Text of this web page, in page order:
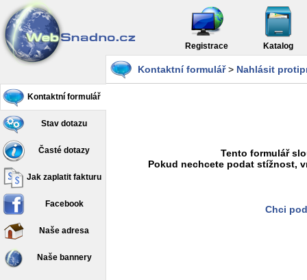
Registrace Katalog
Kontaktní formulář
Stav dotazu
Časté dotazy
Jak zaplatit fakturu
Facebook
Naše adresa
Naše bannery
Kontaktní formulář> Nahlásit
Tento formulář
Pokud nechcete podat stížnost,
Chci